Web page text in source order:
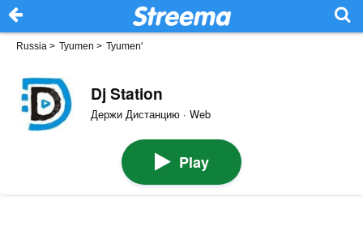
Russia > Tyumen > Tyumen'
Dj Station
Держи Дистанцию · Web
Play